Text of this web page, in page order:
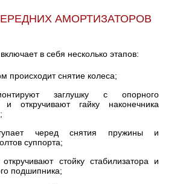
АМОРТИЗАТОРОВ
в себя несколько этапов:
происходит снятие колеса;
заглушку с опорного
и откручивают гайку наконечника
черед снятия пружины и
суппорта;
стойку стабилизатора и
подшипника;